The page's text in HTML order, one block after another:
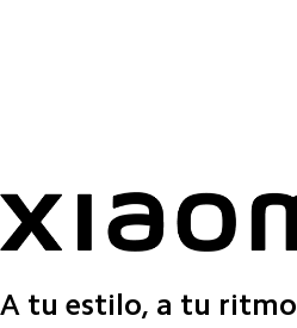
A tu estilo, a tu ritmo